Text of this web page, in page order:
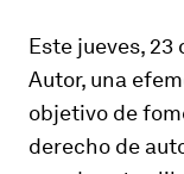
Este jueves,
Autor, una
objetivo de
derecho de